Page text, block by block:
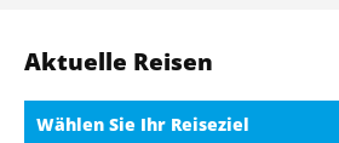
Aktuelle Reisen
Wählen Sie Ihr Reiseziel